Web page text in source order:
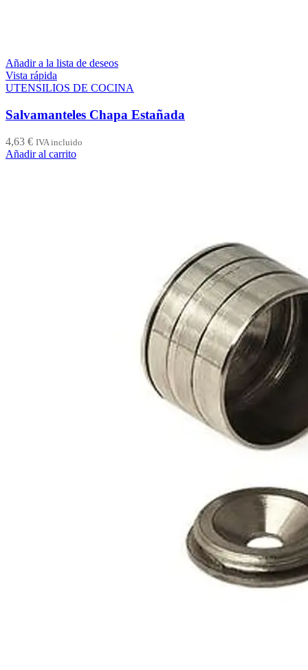
Añadir a la lista de deseos
Vista rápida
UTENSILIOS DE COCINA
Salvamanteles Chapa Estañada
4,63 € IVA incluido
Añadir al carrito